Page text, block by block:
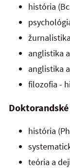
história
anglistika
anglistika
filozofia -
história
teória a